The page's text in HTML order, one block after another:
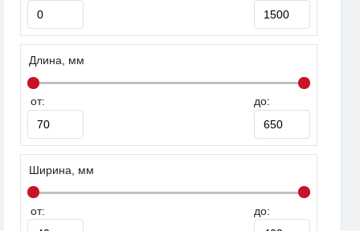
Длина, мм
от: до:
Ширина, мм
от: до: